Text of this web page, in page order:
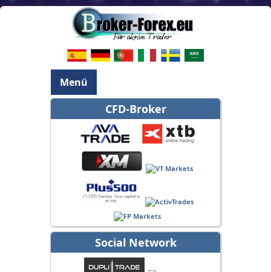
Menü
CFD-Broker
Social Network